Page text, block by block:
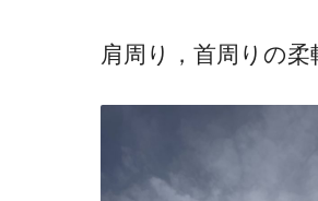
肩周り，首周りの